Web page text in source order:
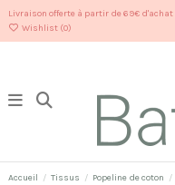
Livraison offerte à partir de 69€
Wishlist (0)
Accueil Tissus Popeline de coton